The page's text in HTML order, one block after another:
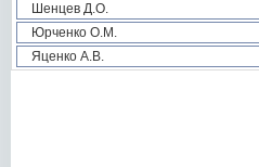
Шенцев Д.О.
Юрченко О.М.
Яценко А.В.